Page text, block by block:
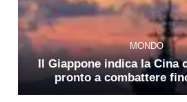
MONDO
Il Giappone indica la Cina
pronto a combattere